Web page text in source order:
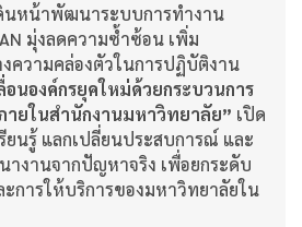
หน้าพัฒนาระบบการทำงาน
มุ่งลดความซ้ำซ้อน เพิ่ม
ความคล่องตัวในการปฏิบัติงาน
อนองค์กรยุคใหม่ด้วยกระบวนการ
ายในสำนักงานมหาวิทยาลัย” เปิด
นรู้ แลกเปลี่ยนประสบการณ์ และ
งานจากปัญหาจริง เพื่อยกระดับ
การให้บริการของมหาวิทยาลัยใน